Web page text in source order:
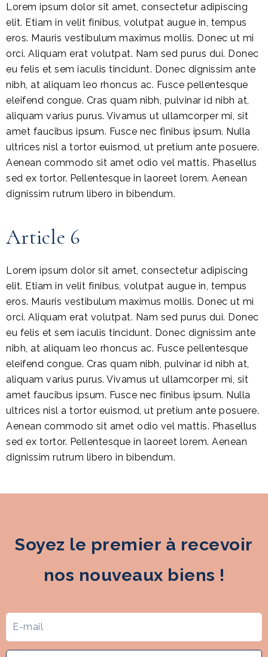
Lorem ipsum dolor sit amet, consectetur adipiscing
elit. Etiam in velit finibus, volutpat augue in, tempus
eros. Mauris vestibulum maximus mollis. Donec ut mi
orci. Aliquam erat volutpat. Nam sed purus dui. Donec
eu felis et sem iaculis tincidunt. Donec dignissim ante
nibh, at aliquam leo rhoncus ac. Fusce pellentesque
eleifend congue. Cras quam nibh, pulvinar id nibh at,
aliquam varius purus. Vivamus ut ullamcorper mi, sit
amet faucibus ipsum. Fusce nec finibus ipsum. Nulla
ultrices nisl a tortor euismod, ut pretium ante posuere.
Aenean commodo sit amet odio vel mattis. Phasellus
sed ex tortor. Pellentesque in laoreet lorem. Aenean
dignissim rutrum libero in bibendum.
Article 6
Lorem ipsum dolor sit amet, consectetur adipiscing
elit. Etiam in velit finibus, volutpat augue in, tempus
eros. Mauris vestibulum maximus mollis. Donec ut mi
orci. Aliquam erat volutpat. Nam sed purus dui. Donec
eu felis et sem iaculis tincidunt. Donec dignissim ante
nibh, at aliquam leo rhoncus ac. Fusce pellentesque
eleifend congue. Cras quam nibh, pulvinar id nibh at,
aliquam varius purus. Vivamus ut ullamcorper mi, sit
amet faucibus ipsum. Fusce nec finibus ipsum. Nulla
ultrices nisl a tortor euismod, ut pretium ante posuere.
Aenean commodo sit amet odio vel mattis. Phasellus
sed ex tortor. Pellentesque in laoreet lorem. Aenean
dignissim rutrum libero in bibendum.
Soyez le premier à recevoir
nos nouveaux biens !